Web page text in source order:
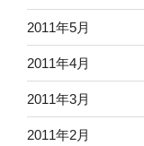
2011年5月
2011年4月
2011年3月
2011年2月